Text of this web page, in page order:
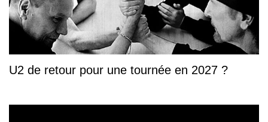
U2 de retour pour une tournée en 2027 ?